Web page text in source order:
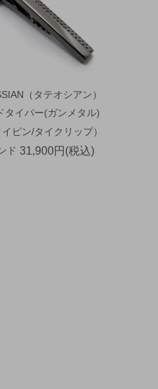
（タテオシアン）
タイバー(ガンメタル)
イピン/タイクリップ）
ド 31,900円(税込)